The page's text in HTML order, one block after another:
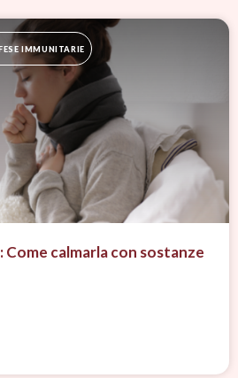
IMMUNITARIE
Come calmarla con sostanze